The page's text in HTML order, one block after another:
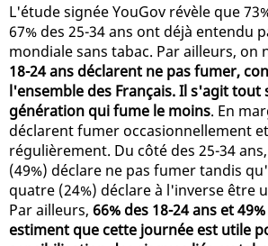
L'étude signée YouGov révèle que
67% des 25-34 ans ont déjà entendu
mondiale sans tabac. Par ailleurs, on
18-24 ans déclarent ne pas fumer,
l'ensemble des Français. Il s'agit tout
génération qui fume le moins. En
déclarent fumer occasionnellement
régulièrement. Du côté des 25-34
(49%) déclare ne pas fumer tandis
quatre (24%) déclare à l'inverse être
Par ailleurs, 66% des 18-24 ans et
estiment que cette journée est utile